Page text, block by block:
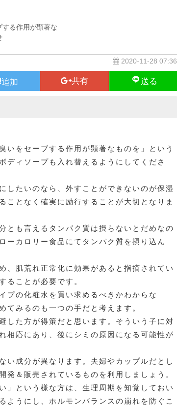
する作用が顕著な
2020-11-28 07:36
性の肌におきましては…。
いをセーブする作用が顕著なものを」という
ディソープも入れ替えるようにしてくださ
したいのなら、外すことができないのが保湿
ことなく確実に励行することが大切となりま
とも言えるタンパク質は摂らないとだめなの
ーカロリー食品にてタンパク質を摂り込ん
、肌荒れ正常化に効果があると指摘されてい
ることが必要です。
プの化粧水を買い求めるべきかわからな
てみるのも一つの手だと考えます。
した方が得策だと思います。そういう子に対
相応にあり、後にシミの原因になる可能性が
い成分が異なります。夫婦やカップルだとし
＆販売されているものを利用しましょう。
」という様な方は、生理周期を知覚しておい
ようにし、ホルモンバランスの崩れを防ぐこ